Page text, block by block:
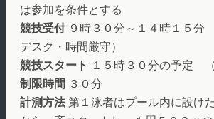
は参加を条件とする
競技受付９時３０分～１４時１５分
デスク・時間厳守）
競技スタート １５時３０分の予定
制限時間 ３０分
計測方法第１泳者はプール内に設け